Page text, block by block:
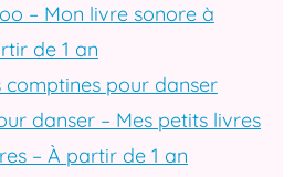
– Mon livre sonore à
de 1 an
comptines pour danser
danser – Mes petits livres
– À partir de 1 an